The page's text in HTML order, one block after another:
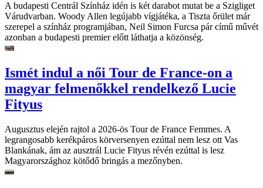
A budapesti Centrál Színház idén is két darabot mutat be a Szigliget
Várudvarban. Woody Allen legújabb vígjátéka, a Tiszta őrület már
szerepel a színház programjában, Neil Simon Furcsa pár című művét
azonban a budapesti premier előtt láthatja a közönség.
Ismét indul a női Tour de France-on a
magyar felmenőkkel rendelkező Lucie
Fityus
Augusztus elején rajtol a 2026-ös Tour de France Femmes. A
legrangosabb kerékpáros körversenyen ezúttal nem lesz ott Vas
Blankának, ám az ausztrál Lucie Fityus révén ezúttal is lesz
Magyarországhoz kötődő bringás a mezőnyben.